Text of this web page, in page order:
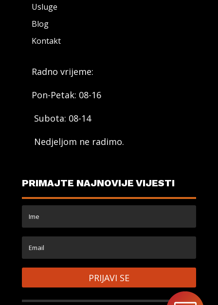
Usluge
Blog
Kontakt
Radno vrijeme:
Pon-Petak: 08-16
Subota: 08-14
Nedjeljom ne radimo.
PRIMAJTE NAJNOVIJE VIJESTI
PRIJAVI SE